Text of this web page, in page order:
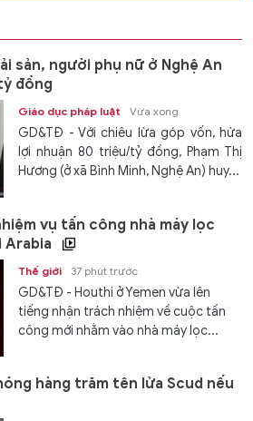
sản, người phụ nữ ở Nghệ An
đồng
Giáo dục pháp luật Vừa xong
GD&TĐ - Với chiêu lừa góp vốn, hứa
lợi nhuận 80 triệu/tỷ đồng, Phạm Thị
Hương (ở xã Bình Minh, Nghệ An) huy...
vụ tấn công nhà máy lọc
Arabia
Thế giới 37 phút trước
GD&TĐ - Houthi ở Yemen vừa lên
tiếng nhận trách nhiệm về cuộc tấn
công mới nhằm vào nhà máy lọc...
hàng trăm tên lửa Scud nếu